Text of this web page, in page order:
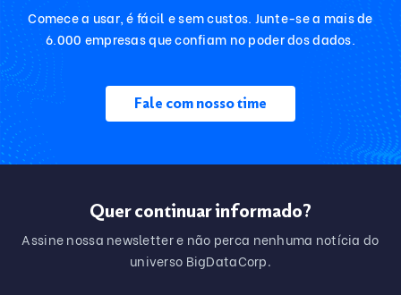
Comece a usar, é fácil e sem custos. Junte-se a mais de
6.000 empresas que confiam no poder dos dados.
Fale com nosso time
Quer continuar informado?
Assine nossa newsletter e não perca nenhuma notícia do
universo BigDataCorp.